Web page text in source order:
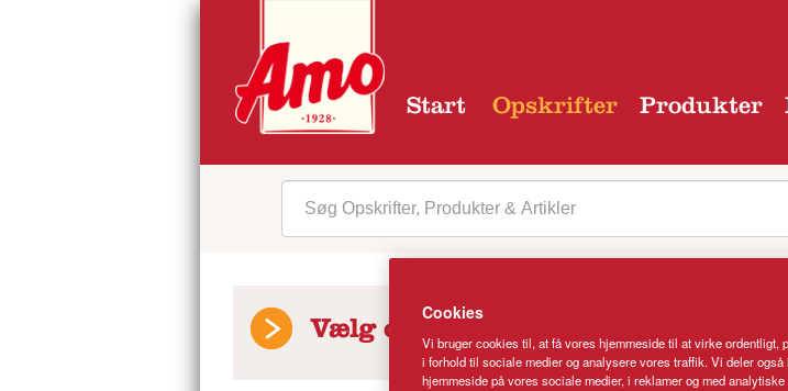
Start Opskrifter Produkter
Vælg opskrift kategori
Cookies
Vi bruger cookies til, at få vores hjemmeside til at virke ordentligt,
i forhold til sociale medier og analysere vores traffik. Vi deler
hjemmeside på vores sociale medier, i reklamer og med